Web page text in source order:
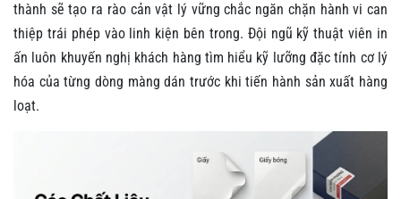
thành sẽ tạo ra rào cản vật lý vững chắc ngăn chặn hành vi can
thiệp trái phép vào linh kiện bên trong. Đội ngũ kỹ thuật viên in
ấn luôn khuyến nghị khách hàng tìm hiểu kỹ lưỡng đặc tính cơ lý
hóa của từng dòng màng dán trước khi tiến hành sản xuất hàng
loạt.